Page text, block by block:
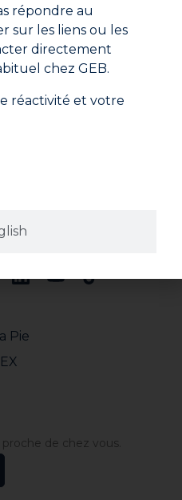
vous confirmez que vous
Générales d'Utilisation.
Pie
de chez vous.
répondre au
sur les liens ou les
directement
chez GEB.
réactivité et votre